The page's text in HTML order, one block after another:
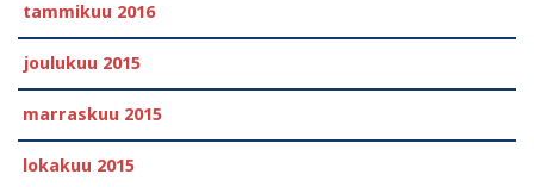
tammikuu 2016
joulukuu 2015
marraskuu 2015
lokakuu 2015